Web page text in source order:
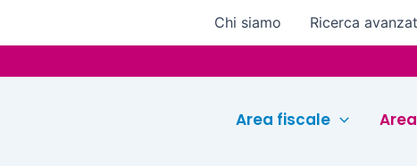
Chi siamo Ricerca
Area fiscale